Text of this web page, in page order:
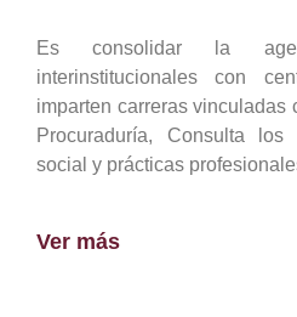
Es consolidar la
interinstitucionales con
imparten carreras vinculadas
Procuraduría, Consulta
social y prácticas
Ver más